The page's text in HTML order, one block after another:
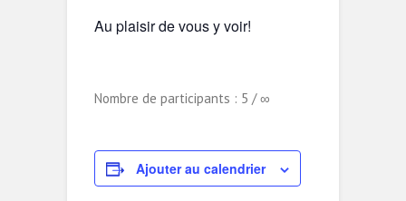
Au plaisir de vous y voir!
Nombre de participants : 5 / ∞
Ajouter au calendrier